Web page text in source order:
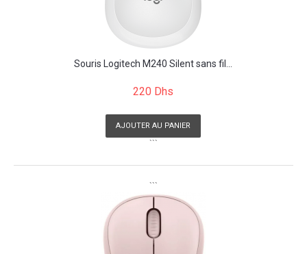
Souris Logitech M240 Silent sans fil...
220 Dhs
AJOUTER AU PANIER
```
```